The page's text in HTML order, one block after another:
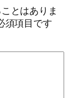
とはありま
須項目です